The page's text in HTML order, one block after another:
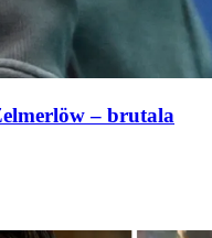
– brutala